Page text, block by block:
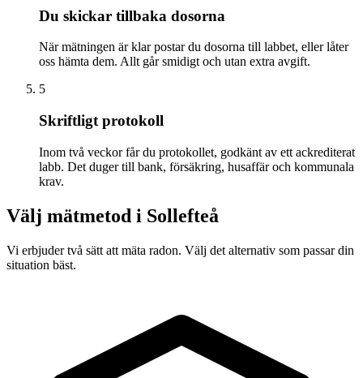
Du skickar tillbaka dosorna
När mätningen är klar postar du dosorna till labbet, eller låter
oss hämta dem. Allt går smidigt och utan extra avgift.
5
Skriftligt protokoll
Inom två veckor får du protokollet, godkänt av ett ackrediterat
labb. Det duger till bank, försäkring, husaffär och kommunala
krav.
Välj mätmetod i Sollefteå
Vi erbjuder två sätt att mäta radon. Välj det alternativ som passar din
situation bäst.